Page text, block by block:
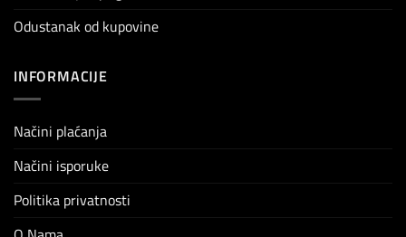
Odustanak od kupovine
INFORMACIJE
Načini plaćanja
Načini isporuke
Politika privatnosti